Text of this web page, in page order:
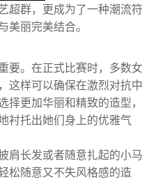
超群，更成为了一种潮流符
美丽完美结合。
要。在正式比赛时，多数女
这样可以确保在激烈对抗中
更加华丽和精致的造型，
衬托出她们身上的优雅气
肩长发或者随意扎起的小马
松随意又不失风格感的造